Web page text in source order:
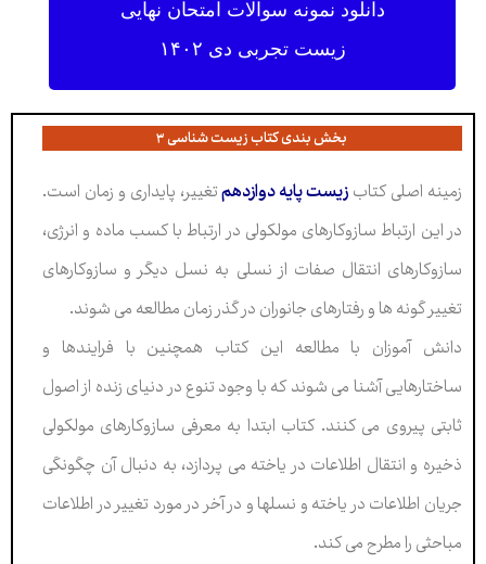
دانلود نمونه سوالات امتحان نهایی
زیست تجربی دی ۱۴۰۲
بخش بندی کتاب زیست شناسی ۳
زمینه اصلی کتابزیست پایه دوازدهمتغییر، پایداری و زمان است.
در این ارتباط سازوکارهای مولکولی در ارتباط با کسب ماده و انرژی،
سازوکارهای انتقال صفات از نسلی به نسل دیگر و سازوکارهای
تغییر گونه ها و رفتارهای جانوران در گذر زمان مطالعه می شوند.
دانش آموزان با مطالعه این کتاب همچنین با فرایندها و
ساختارهایی آشنا می شوند که با وجود تنوعدر دنیای زنده از اصول
ثابتی پیروی می کنند. کتاب ابتدا به معرفی سازوکارهای مولکولی
ذخیره و انتقال اطلاعات در یاخته می پردازد، به دنبال آن چگونگی
جریان اطلاعات در یاخته و نسلها و در آخر در مورد تغییر در اطلاعات
مباحثی را مطرح می کند.